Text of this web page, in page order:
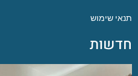
תנאי שימוש
חדשות